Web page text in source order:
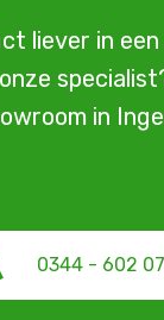
liever in een
in
0344 - 602